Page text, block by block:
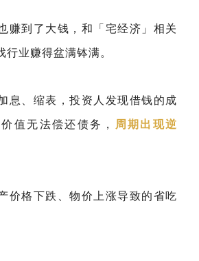
赚到了大钱，和「宅经济」相关
行业赚得盆满钵满。
息、缩表，投资人发现借钱的成
值无法偿还债务， 周期出现逆
价格下跌、物价上涨导致的省吃